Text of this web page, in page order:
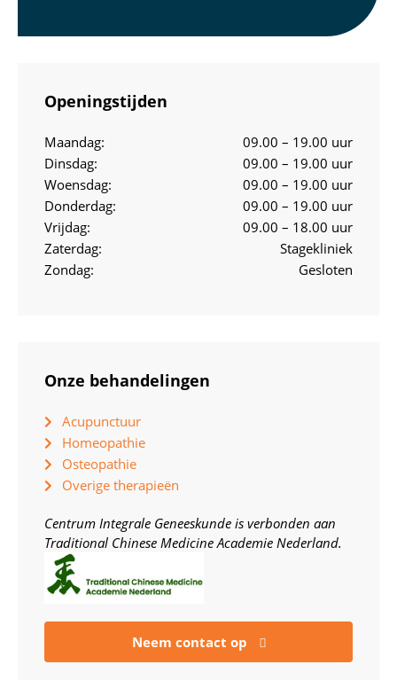
Openingstijden
Maandag:
09.00 – 19.00 uur
Dinsdag:
09.00 – 19.00 uur
Woensdag:
09.00 – 19.00 uur
Donderdag:
09.00 – 19.00 uur
Vrijdag:
09.00 – 18.00 uur
Zaterdag:
Stagekliniek
Zondag:
Gesloten
Onze behandelingen
Acupunctuur
Homeopathie
Osteopathie
Overige therapieën
Centrum Integrale Geneeskunde is verbonden aan
Traditional Chinese Medicine Academie Nederland.
Neem contact op